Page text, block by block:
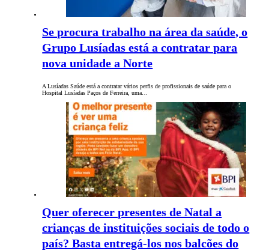
Se procura trabalho na área da saúde, o
Grupo Lusíadas está a contratar para
nova unidade a Norte
A Lusíadas Saúde está a contratar vários perfis de profissionais de saúde para o
Hospital Lusíadas Paços de Ferreira, uma…
Quer oferecer presentes de Natal a
crianças de instituições sociais de todo o
país? Basta entregá-los nos balcões do